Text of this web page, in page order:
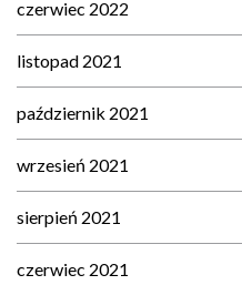
czerwiec 2022
listopad 2021
październik 2021
wrzesień 2021
sierpień 2021
czerwiec 2021